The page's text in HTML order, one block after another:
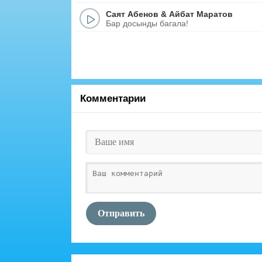
Саят Абенов & Айбат Маратов
Бар досынды багала!
Комментарии
Отправить